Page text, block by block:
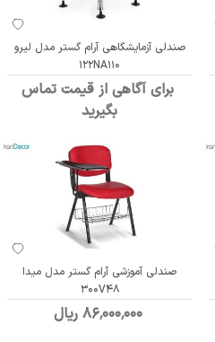
صندلی آزمایشگاهی آرام گستر مدل لیرو
122NA110
برای آگاهی از قیمت تماس
بگیرید
صندلی آموزشی آرام گستر مدل میدا
300V48
86٬000٬000 ریال